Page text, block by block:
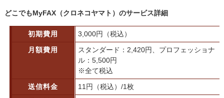
どこでもMyFAX（クロネコヤマト）のサービス詳細
初期費用
3,000円（税込）
月額費用
スタンダード：2,420円、プロフェッショナ
ル：5,500円
※全て税込
送信料金
11円（税込）/1枚